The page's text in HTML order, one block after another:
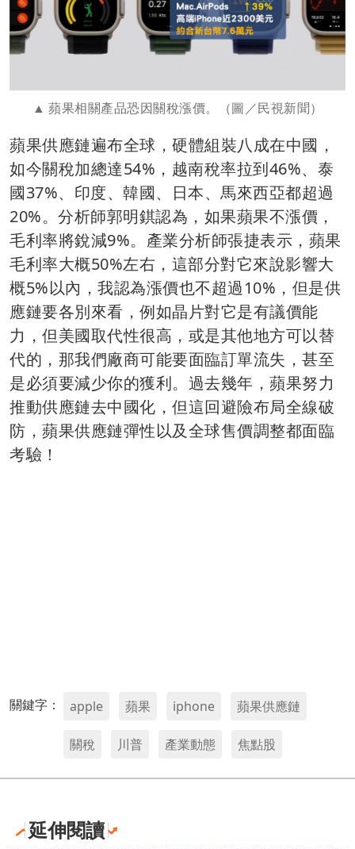
蘋果相關產品恐因關稅漲價。（圖／民視新聞）
蘋果供應鏈遍布全球，硬體組裝八成在中國，
如今關稅加總達54%，越南稅率拉到46%、泰
國37%、印度、韓國、日本、馬來西亞都超過
20%。分析師郭明錤認為，如果蘋果不漲價，
毛利率將銳減9%。產業分析師張捷表示，蘋果
毛利率大概50%左右，這部分對它來說影響大
概5%以內，我認為漲價也不超過10%，但是供
應鏈要各別來看，例如晶片對它是有議價能
力，但美國取代性很高，或是其他地方可以替
代的，那我們廠商可能要面臨訂單流失，甚至
是必須要減少你的獲利。過去幾年，蘋果努力
推動供應鏈去中國化，但這回避險布局全線破
防，蘋果供應鏈彈性以及全球售價調整都面臨
考驗！
關鍵字： apple 蘋果 iphone 蘋果供應鏈
關稅 川普 產業動態 焦點股
延伸閱讀